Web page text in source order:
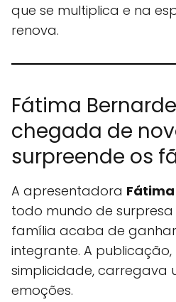
que se multiplica e na
renova.
Fátima
chegada de
surpreende os
A apresentadora
todo mundo de
família acaba de
integrante. A
simplicidade, carregava
emoções.